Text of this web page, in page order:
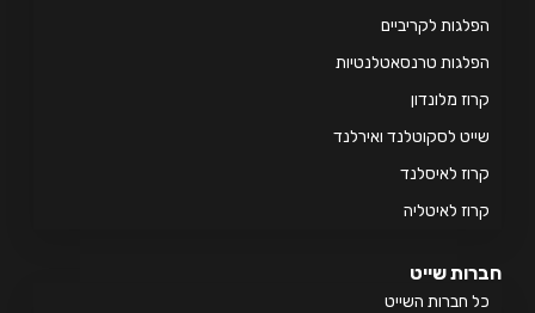
לקריביים
טרנסאטלנטיות
מלונדון
לסקוטלנד ואירלנד
לאיסלנד
לאיטליה
שייט
חברות השייט